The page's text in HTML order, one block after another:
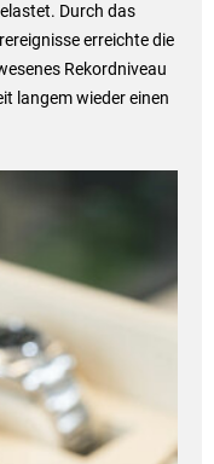
Durch das
erreichte die
Rekordniveau
langem wieder einen